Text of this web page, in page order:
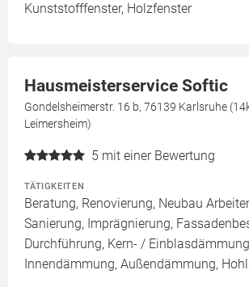
Kunststofffenster, Holzfenster
Hausmeisterservice Softic
Gondelsheimerstr. 16 b, 76139 Karlsruhe
Leimersheim)
5 mit einer Bewertung
TÄTIGKEITEN
Beratung, Renovierung, Neubau
Sanierung, Imprägnierung,
Durchführung, Kern- /
Innendämmung, Außendämmung,